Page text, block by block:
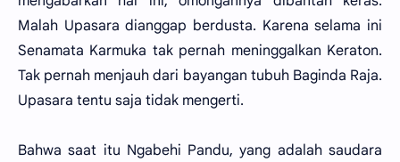
Malah Upasara dianggap berdusta. Karena selama ini
Senamata Karmuka tak pernah meninggalkan Keraton.
Tak pernah menjauh dari bayangan tubuh Baginda Raja.
Upasara tentu saja tidak mengerti.
Bahwa saat itu Ngabehi Pandu, yang adalah saudara